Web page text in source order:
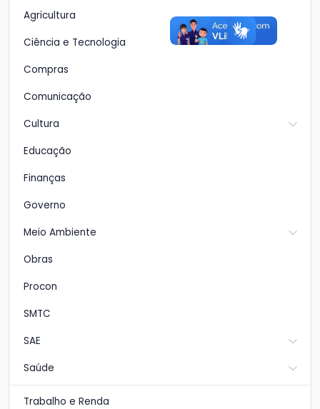
Agricultura
Ciência e Tecnologia
Compras
Comunicação
Cultura
Educação
Finanças
Governo
Meio Ambiente
Obras
Procon
SMTC
SAE
Saúde
Trabalho e Renda